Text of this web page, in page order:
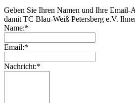
Geben Sie Ihren Namen und Ihre Email-
damit TC Blau-Weiß Petersberg e.V.
Name:*
Email:*
Nachricht:*